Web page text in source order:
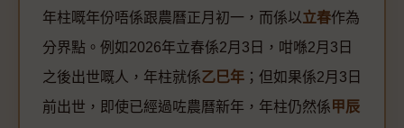
年柱嘅年份唔係跟農曆正月初一，而係以立春作為
分界點。例如2026年立春係2月3日，咁喺2月3日
之後出世嘅人，年柱就係乙巳年 ；但如果係2月3日
前出世，即使已經過咗農曆新年，年柱仍然係甲辰